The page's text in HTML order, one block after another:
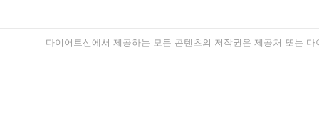
다이어트신에서 제공하는 모든 콘텐츠의 저작권은 제공처 또는